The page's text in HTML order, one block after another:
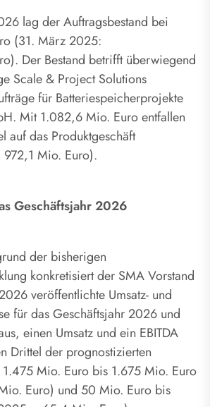
lag der Auftragsbestand bei
(31. März 2025:
Der Bestand betrifft überwiegend
Scale & Project Solutions
für Batteriespeicherprojekte
Mit 1.082,6 Mio. Euro entfallen
auf das Produktgeschäft
Mio. Euro).
Geschäftsjahr 2026
der bisherigen
konkretisiert der SMA Vorstand
veröffentlichte Umsatz- und
für das Geschäftsjahr 2026 und
einen Umsatz und ein EBITDA
Drittel der prognostizierten
Mio. Euro bis 1.675 Mio. Euro
Euro) und 50 Mio. Euro bis